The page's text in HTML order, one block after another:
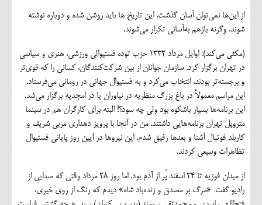
از این‌ها نمی‌توان آسان گذشت. این تاریخ ها باید روشن شده و دوباره نوشته
شوند. وگرنه بازهم به‌آسانی تکرار می‌شوند.
(مکثی می‌کند): اوایل مرداد ۱۳۳۲ حزب توده فستیوالی ورزشی، هنری و سیاسی
در تهران برگزار کرد. سازمان جوانان از بین شرکت‌کنندگان، کسانی را که قوی‌تر
و برجسته‌تر بودند، انتخاب می‌کرد و به فستیوال جهانی در رومانی می‌فرستاد.
این مراسم معمولاً در باغ بزرگ منظریه در نیاوران یا در امجدیه برگزار می‌شد.
این برنامه‌ها بسیار باشکوه بود ولی چه سود؟! البته برای کارگران هم در سینما
متروپل تهران برنامه‌هایی داشتند. من در آنجا با پرویز دهداری مربی شریف و
کاربلد فوتبال آشنا و بعد‌ها رفیق شدم. این نیروها در آیین روز پایانی فستیوال
تظاهرات وسیعی کردند.
از میدان فوزیه تا ۲۴ اسفند پُر از آدم بود. اما روز ۲۸ مرداد وقتی که صدایی از
رادیو گفت: «مرگ بر مصدق و زنده‌باد شاه» دیدم که رنگ از روی خیری،